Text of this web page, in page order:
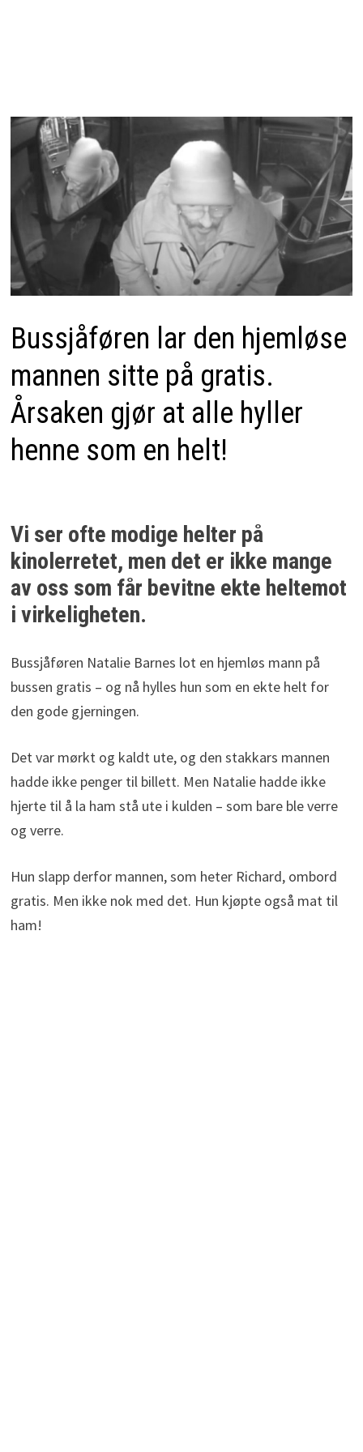
Bussjåføren lar den hjemløse
mannen sitte på gratis.
Årsaken gjør at alle hyller
henne som en helt!
Vi ser ofte modige helter på
kinolerretet, men det er ikke mange
av oss som får bevitne ekte heltemot
i virkeligheten.
Bussjåføren Natalie Barnes lot en hjemløs mann på
bussen gratis – og nå hylles hun som en ekte helt for
den gode gjerningen.
Det var mørkt og kaldt ute, og den stakkars mannen
hadde ikke penger til billett. Men Natalie hadde ikke
hjerte til å la ham stå ute i kulden – som bare ble verre
og verre.
Hun slapp derfor mannen, som heter Richard, ombord
gratis. Men ikke nok med det. Hun kjøpte også mat til
ham!